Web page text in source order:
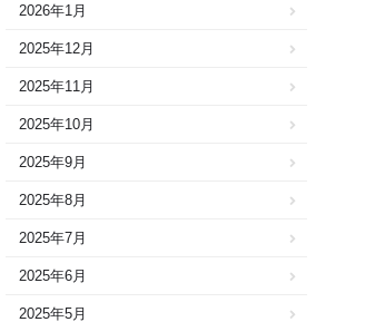
2026年1月
2025年12月
2025年11月
2025年10月
2025年9月
2025年8月
2025年7月
2025年6月
2025年5月